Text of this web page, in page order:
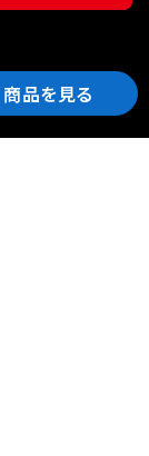
商品を見る